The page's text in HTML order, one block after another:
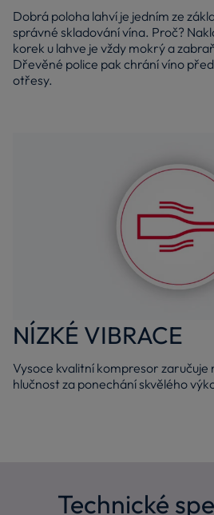
Dobrá poloha lahví je jedním ze
správné skladování vína. Proč?
korek u lahve je vždy mokrý a
Dřevěné police pak chrání víno
otřesy.
NÍZKÉ VIBRACE
Vysoce kvalitní kompresor zaručuje
hlučnost za ponechání skvělého
Technické